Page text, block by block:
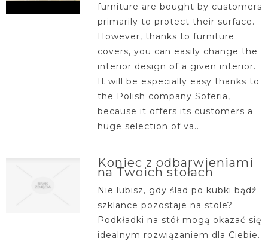
furniture are bought by customers
primarily to protect their surface.
However, thanks to furniture
covers, you can easily change the
interior design of a given interior.
It will be especially easy thanks to
the Polish company Soferia,
because it offers its customers a
huge selection of va...
Koniec z odbarwieniami
na Twoich stołach
Nie lubisz, gdy ślad po kubki bądź
szklance pozostaje na stole?
Podkładki na stół mogą okazać się
idealnym rozwiązaniem dla Ciebie.